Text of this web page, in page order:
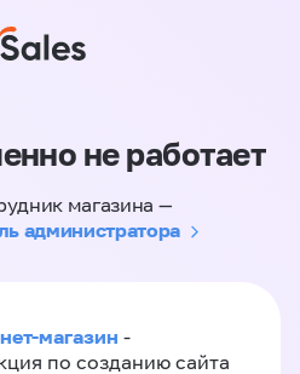
не работает
магазина —
администратора
магазин -
по созданию сайта